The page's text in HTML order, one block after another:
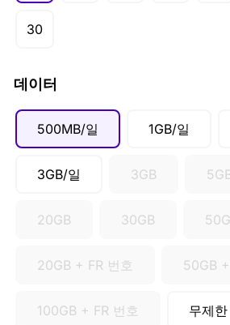
30
데이터
500MB/일 1GB/일
3GB/일 3GB
20GB 30GB
20GB + FR 번호 50GB
100GB + FR 번호 무제한